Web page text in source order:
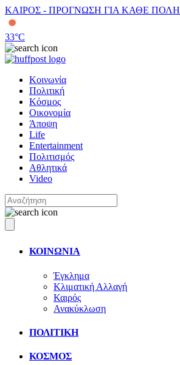
ΚΑΙΡΟΣ - ΠΡΟΓΝΩΣΗ ΓΙΑ ΚΑΘΕ ΠΟΛΗ
33°C
Κοινωνία
Πολιτική
Κόσμος
Οικονομία
Άποψη
Life
Entertainment
Πολιτισμός
Αθλητικά
Video
ΚΟΙΝΩΝΙΑ
Έγκλημα
Κλιματική Αλλαγή
Καιρός
Ανακύκλωση
ΠΟΛΙΤΙΚΗ
ΚΟΣΜΟΣ